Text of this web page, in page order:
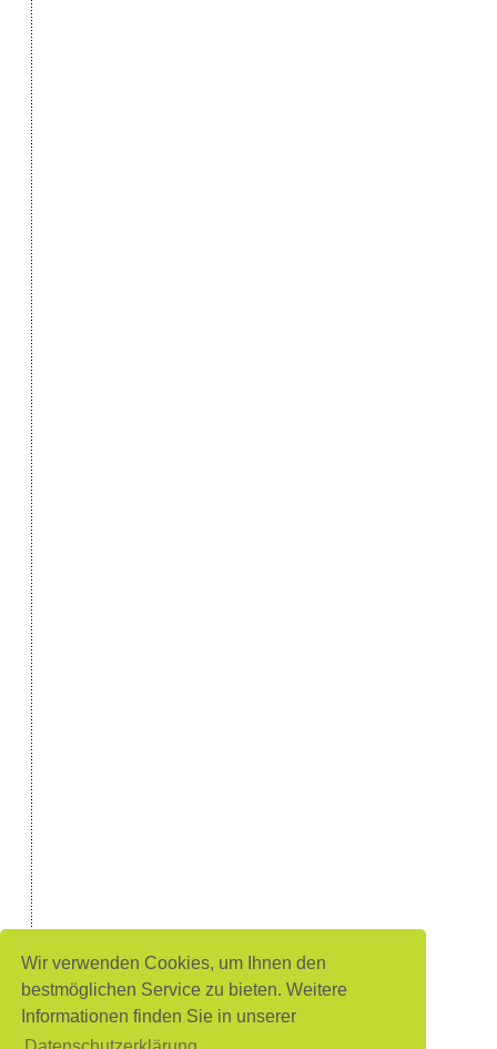
Wir verwenden Cookies, um Ihnen den
bestmöglichen Service zu bieten. Weitere
Informationen finden Sie in unserer